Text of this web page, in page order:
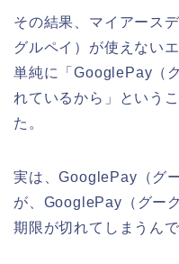
その結果、マイアース
グルペイ）が使えない
単純に「GooglePay（
れているから」という
た。
実は、GooglePay（グ
が、GooglePay（グー
期限が切れてしまうん